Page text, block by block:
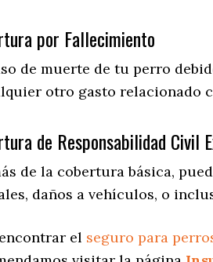
por Fallecimiento
de muerte de tu perro
otro gasto relacionado
de Responsabilidad Civil
de la cobertura básica,
daños a vehículos, o
el seguro para